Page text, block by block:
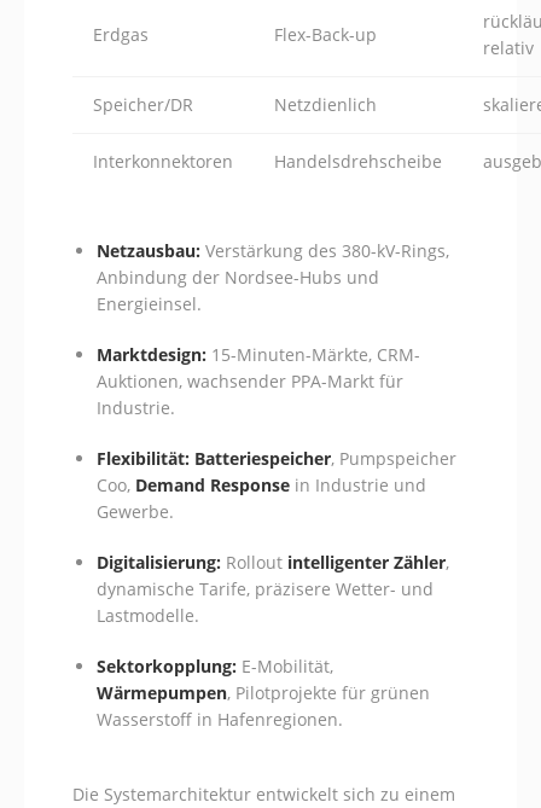
Erdgas Flex-Back-up
relativ
Speicher/DR Netzdienlich
Interkonnektoren Handelsdrehscheibe
Netzausbau: Verstärkung des 380-kV-Rings,
Anbindung der Nordsee-Hubs und
Energieinsel.
Marktdesign: 15-Minuten-Märkte, CRM-
Auktionen, wachsender PPA-Markt für
Industrie.
Flexibilität: Batteriespeicher, Pumpspeicher
Coo, Demand Response in Industrie und
Gewerbe.
Digitalisierung: Rollout intelligenter Zähler,
dynamische Tarife, präzisere Wetter- und
Lastmodelle.
Sektorkopplung: E-Mobilität,
Wärmepumpen, Pilotprojekte für grünen
Wasserstoff in Hafenregionen.
Die Systemarchitektur entwickelt sich zu einem